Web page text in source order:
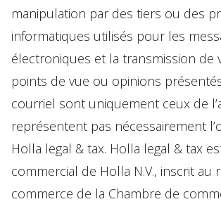
manipulation par des tiers ou des
informatiques utilisés pour les
électroniques et la transmission de
points de vue ou opinions
courriel sont uniquement ceux de
représentent pas nécessairement
Holla legal & tax. Holla legal & tax
commercial de Holla N.V., inscrit au
commerce de la Chambre de